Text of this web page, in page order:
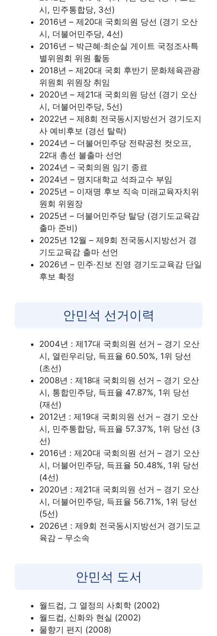
시, 민주통합당, 3선)
2016년 – 제20대 국회의원 당선 (경기 오산
시, 더불어민주당, 4선)
2016년 – 박근혜·최순실 게이트 국정조사특
별위원회 위원 활동
2018년 – 제20대 국회 후반기 문화체육관광
위원회 위원장 취임
2020년 – 제21대 국회의원 당선 (경기 오산
시, 더불어민주당, 5선)
2022년 – 제8회 전국동시지방선거 경기도지
사 예비후보 (경선 탈락)
2024년 – 더불어민주당 전략공천 컷오프,
22대 총선 불출마 선언
2024년 – 국회의원 임기 종료
2024년 – 명지대학교 석좌교수 부임
2025년 – 이재명 후보 직속 미래교육자치위
원회 위원장
2025년 – 더불어민주당 탈당 (경기도교육감
출마 준비)
2025년 12월 – 제9회 전국동시지방선거 경
기도교육감 출마 선언
2026년 – 민주·진보 진영 경기도교육감 단일
후보 확정
안민석 선거이력
2004년 : 제17대 국회의원 선거 – 경기 오산
시, 열린우리당, 득표율 60.50%, 1위 당선
(초선)
2008년 : 제18대 국회의원 선거 – 경기 오산
시, 통합민주당, 득표율 47.87%, 1위 당선
(재선)
2012년 : 제19대 국회의원 선거 – 경기 오산
시, 민주통합당, 득표율 57.37%, 1위 당선 (3
선)
2016년 : 제20대 국회의원 선거 – 경기 오산
시, 더불어민주당, 득표율 50.48%, 1위 당선
(4선)
2020년 : 제21대 국회의원 선거 – 경기 오산
시, 더불어민주당, 득표율 56.71%, 1위 당선
(5선)
2026년 : 제9회 전국동시지방선거 경기도교
육감 – 무소속
안민석 도서
월드컵, 그 열정의 사회학 (2002)
월드컵, 신화와 현실 (2002)
물향기 편지 (2008)